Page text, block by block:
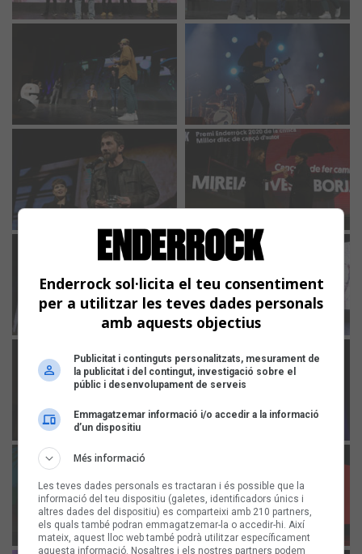
Enderrock sol·licita el teu consentiment
per a utilitzar les teves dades personals
amb aquests objectius
Publicitat i continguts personalitzats, mesurament de
la publicitat i del contingut, investigació sobre el
públic i desenvolupament de serveis
Emmagatzemar informació i/o accedir a la informació
d’un dispositiu
Més informació
Les teves dades personals es tractaran i és possible que la
informació del teu dispositiu (galetes, identificadors únics i
altres dades del dispositiu) es comparteixi amb 210 partners,
els quals també podran emmagatzemar-la o accedir-hi. Així
mateix, aquest lloc web també podrà utilitzar específicament
aquesta informació. Nosaltres i els nostres partners podem